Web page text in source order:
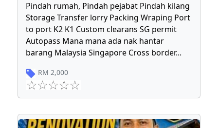
Pindah rumah, Pindah pejabat Pindah kilang
Storage Transfer lorry Packing Wraping Port
to port K2 K1 Custom clearans SG permit
Autopass Mana mana ada nak hantar
barang Malaysia Singapore Cross border...
RM 2,000